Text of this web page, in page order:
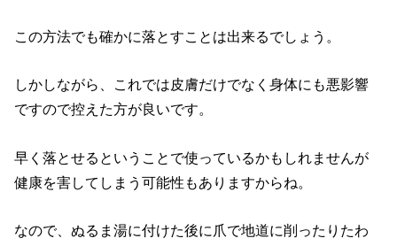
この方法でも確かに落とすことは出来るでしょう。
しかしながら、これでは皮膚だけでなく身体にも悪影響
ですので控えた方が良いです。
早く落とせるということで使っているかもしれませんが
健康を害してしまう可能性もありますからね。
なので、ぬるま湯に付けた後に爪で地道に削ったりたわ